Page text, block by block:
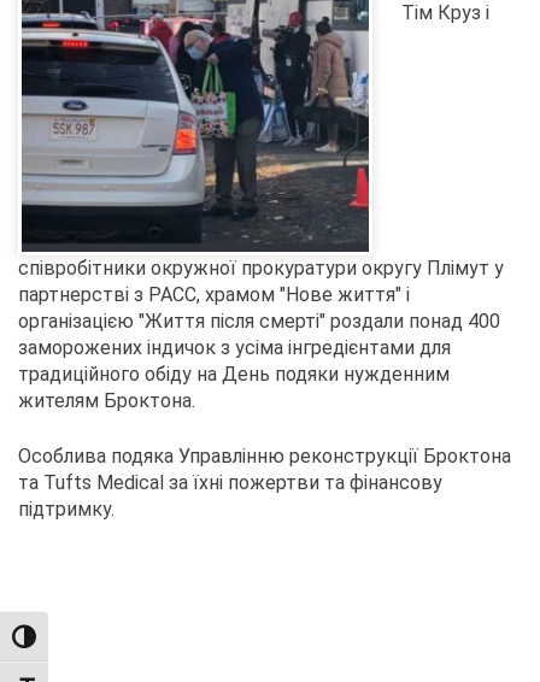
TOGGLE HIGH CONTRAST
Тім Круз і
співробітники окружної прокуратури округу Плімут у
партнерстві з PACC, храмом "Нове життя" і
організацією "Життя після смерті" роздали понад 400
заморожених індичок з усіма інгредієнтами для
традиційного обіду на День подяки нужденним
жителям Броктона.
Особлива подяка Управлінню реконструкції Броктона
та Tufts Medical за їхні пожертви та фінансову
підтримку.